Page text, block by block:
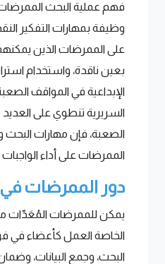
فهم عملية البحث
وظيفة بمهارات التفكير
على الممرضات الذين يمكنهم
بعين ناقدة، واستخدام
الإبداعية في المواقف
السريرية تنطوي على
الصعبة، فإن مهارات البحث
الممرضات على أداء
دور الممرضات في
يمكن للممرضات المُعَدّات
الخاصة العمل كأعضاء في
البحث، وجمع البيانات،